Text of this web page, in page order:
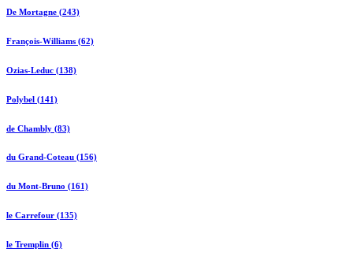
De Mortagne (243)
François-Williams (62)
Ozias-Leduc (138)
Polybel (141)
de Chambly (83)
du Grand-Coteau (156)
du Mont-Bruno (161)
le Carrefour (135)
le Tremplin (6)